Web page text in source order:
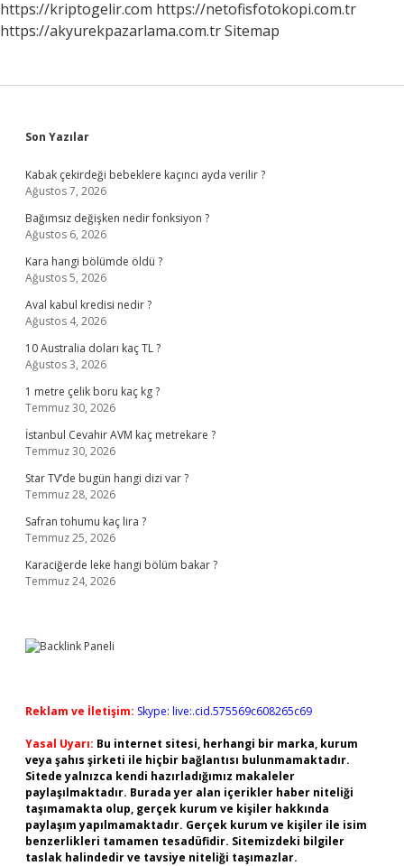
https://kriptogelir.com https://netofisfotokopi.com.tr
https://akyurekpazarlama.com.trSitemap
Sidebar
Son Yazılar
Kabak çekirdeği bebeklere kaçıncı ayda verilir ?
Ağustos 7, 2026
Bağımsız değişken nedir fonksiyon ?
Ağustos 6, 2026
Kara hangi bölümde öldü ?
Ağustos 5, 2026
Aval kabul kredisi nedir ?
Ağustos 4, 2026
10 Australia doları kaç TL ?
Ağustos 3, 2026
1 metre çelik boru kaç kg ?
Temmuz 30, 2026
İstanbul Cevahir AVM kaç metrekare ?
Temmuz 30, 2026
Star TV’de bugün hangi dizi var ?
Temmuz 28, 2026
Safran tohumu kaç lira ?
Temmuz 25, 2026
Karaciğerde leke hangi bölüm bakar ?
Temmuz 24, 2026
Reklam ve İletişim: Skype: live:.cid.575569c608265c69
Yasal Uyarı: Bu internet sitesi, herhangi bir marka, kurum
veya şahıs şirketi ile hiçbir bağlantısı bulunmamaktadır.
Sitede yalnızca kendi hazırladığımız makaleler
paylaşılmaktadır. Burada yer alan içerikler haber niteliği
taşımamakta olup, gerçek kurum ve kişiler hakkında
paylaşım yapılmamaktadır. Gerçek kurum ve kişiler ile isim
benzerlikleri tamamen tesadüfidir. Sitemizdeki bilgiler
taslak halindedir ve tavsiye niteliği taşımazlar.